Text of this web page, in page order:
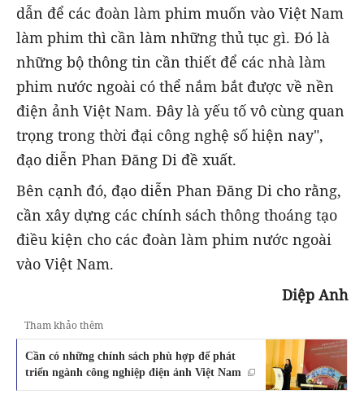
dẫn để các đoàn làm phim muốn vào Việt Nam
làm phim thì cần làm những thủ tục gì. Đó là
những bộ thông tin cần thiết để các nhà làm
phim nước ngoài có thể nắm bắt được về nền
điện ảnh Việt Nam. Đây là yếu tố vô cùng quan
trọng trong thời đại công nghệ số hiện nay",
đạo diễn Phan Đăng Di đề xuất.
Bên cạnh đó, đạo diễn Phan Đăng Di cho rằng,
cần xây dựng các chính sách thông thoáng tạo
điều kiện cho các đoàn làm phim nước ngoài
vào Việt Nam.
Diệp Anh
Tham khảo thêm
Cần có những chính sách phù hợp để phát
triển ngành công nghiệp điện ảnh Việt Nam